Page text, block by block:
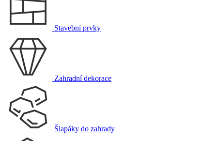
Stavební prvky
Zahradní dekorace
Šlapáky do zahrady